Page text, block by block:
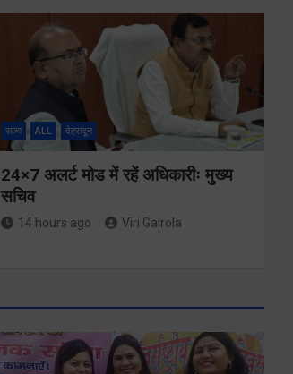
राज्य ALL देहरादून
24×7 अलर्ट मोड में रहें अधिकारीः मुख्य
सचिव
14 hours ago Viri Gairola